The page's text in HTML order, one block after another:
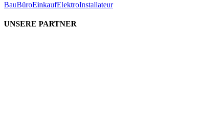
BauBüroEinkaufElektroInstallateur
UNSERE PARTNER